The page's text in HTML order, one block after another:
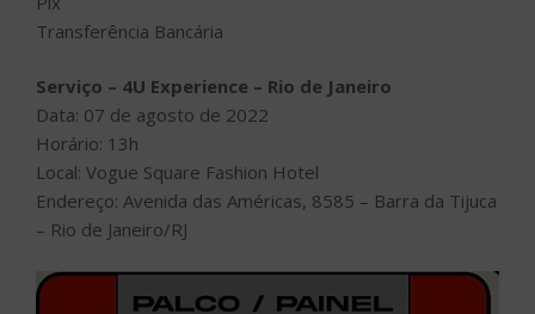
Transferência Bancária
Serviço – 4U Experience – Rio de Janeiro
Data: 07 de agosto de 2022
Horário: 13h
Local: Vogue Square Fashion Hotel
Endereço: Avenida das Américas, 8585 – Barra da Tijuca
– Rio de Janeiro/RJ